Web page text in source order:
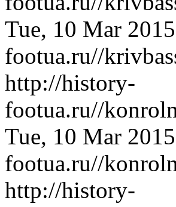
Tue, 10 Mar
footua.ru//
http://history-
footua.ru//
Tue, 10 Mar
footua.ru//
http://history-